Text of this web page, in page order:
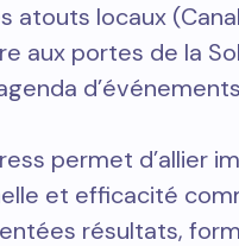
atouts locaux
aux portes de la
permet d’allier
et efficacité
résultats,